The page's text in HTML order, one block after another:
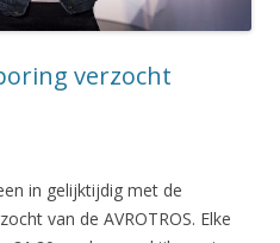
verzocht
in gelijktijdig met de
van de AVROTROS. Elke